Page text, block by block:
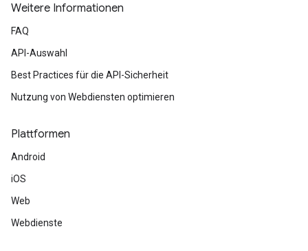
Weitere Informationen
FAQ
API-Auswahl
Best Practices für die API-Sicherheit
Nutzung von Webdiensten optimieren
Plattformen
Android
iOS
Web
Webdienste